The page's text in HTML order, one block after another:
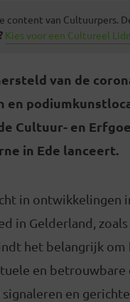
van Cultuurpers.
Kies voor een Cultureel
van de
Cultuur- en
in Ede lanceert.
in ontwikkelingen
in Gelderland,
het belangrijk om
en betrouwbare
en